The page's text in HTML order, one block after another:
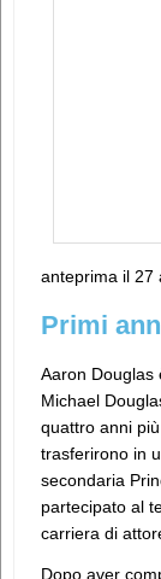
anteprima il 27
Primi
Aaron Douglas
Michael
quattro anni
trasferirono in
secondaria
partecipato al
carriera di
Dopo aver